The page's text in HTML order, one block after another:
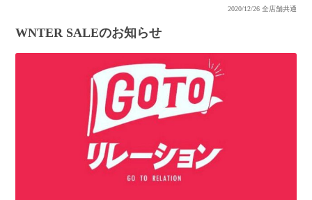
2020/12/26 全店舗共通
WNTER SALEのお知らせ